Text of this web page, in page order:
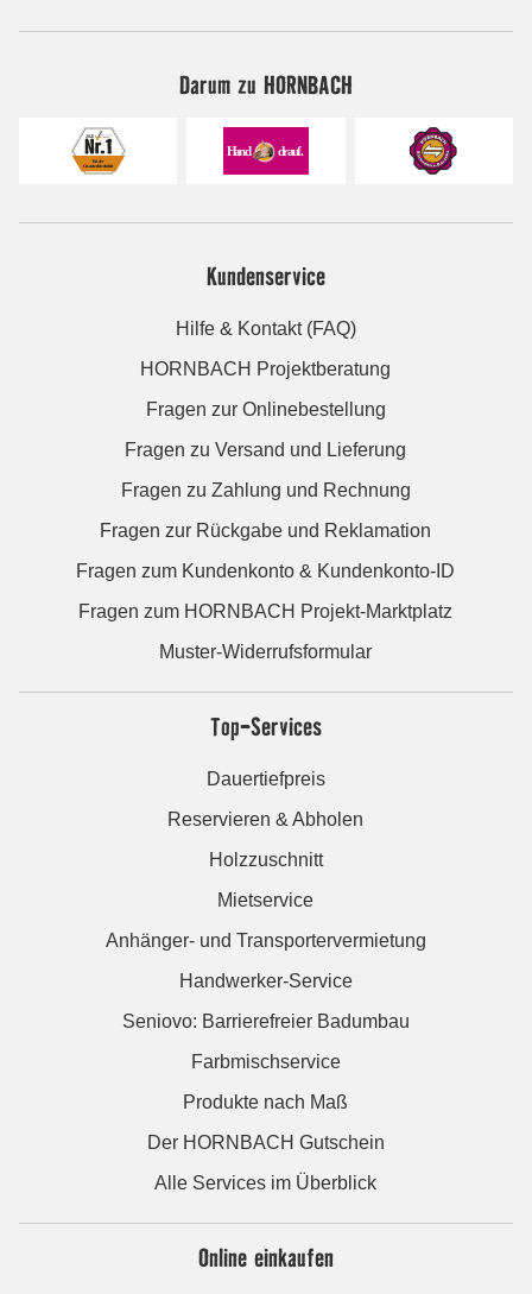
Darum zu HORNBACH
Kundenservice
Hilfe & Kontakt (FAQ)
HORNBACH Projektberatung
Fragen zur Onlinebestellung
Fragen zu Versand und Lieferung
Fragen zu Zahlung und Rechnung
Fragen zur Rückgabe und Reklamation
Fragen zum Kundenkonto & Kundenkonto-ID
Fragen zum HORNBACH Projekt-Marktplatz
Muster-Widerrufsformular
Top-Services
Dauertiefpreis
Reservieren & Abholen
Holzzuschnitt
Mietservice
Anhänger- und Transportervermietung
Handwerker-Service
Seniovo: Barrierefreier Badumbau
Farbmischservice
Produkte nach Maß
Der HORNBACH Gutschein
Alle Services im Überblick
Online einkaufen